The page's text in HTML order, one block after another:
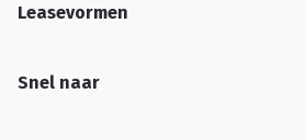
Leasevormen
Snel naar